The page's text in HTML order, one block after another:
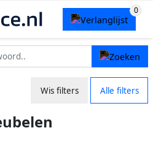
Wis filters Alle filters